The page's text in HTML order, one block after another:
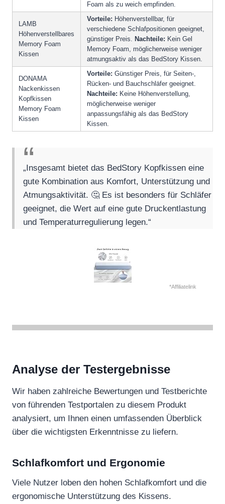
Foam als zu weich empfinden.
LAMB
Höhenverstellbares
Memory Foam
Kissen
Vorteile: Höhenverstellbar, für
verschiedene Schlafpositionen geeignet,
günstiger Preis. Nachteile: Kein Gel
Memory Foam, möglicherweise weniger
atmungsaktiv als das BedStory Kissen.
DONAMA
Nackenkissen
Kopfkissen
Memory Foam
Kissen
Vorteile: Günstiger Preis, für Seiten-,
Rücken- und Bauchschläfer geeignet.
Nachteile: Keine Höhenverstellung,
möglicherweise weniger
anpassungsfähig als das BedStory
Kissen.
„Insgesamt bietet das BedStory Kopfkissen eine
gute Kombination aus Komfort, Unterstützung und
Atmungsaktivität. 🤔 Es ist besonders für Schläfer
geeignet, die Wert auf eine gute Druckentlastung
und Temperaturregulierung legen.“
*Affiliatelink
Analyse der Testergebnisse
Wir haben zahlreiche Bewertungen und Testberichte
von führenden Testportalen zu diesem Produkt
analysiert, um Ihnen einen umfassenden Überblick
über die wichtigsten Erkenntnisse zu liefern.
Schlafkomfort und Ergonomie
Viele Nutzer loben den hohen Schlafkomfort und die
ergonomische Unterstützung des Kissens.